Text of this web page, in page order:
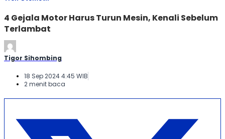
4 Gejala Motor Harus Turun Mesin, Kenali Sebelum
Terlambat
Tigor Sihombing
18 Sep 2024 4:45 WIB
2 menit baca